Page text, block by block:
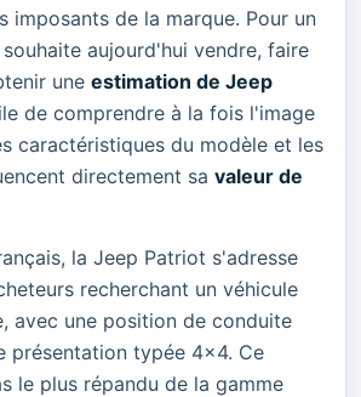
imposants de la marque. Pour un
aujourd'hui vendre, faire
une estimation de Jeep
de comprendre à la fois l'image
caractéristiques du modèle et les
directement sa valeur de
la Jeep Patriot s'adresse
recherchant un véhicule
avec une position de conduite
présentation typée 4x4. Ce
le plus répandu de la gamme